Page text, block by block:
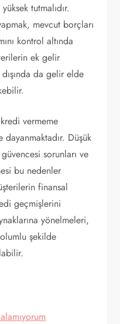
tutmalıdır.
mevcut borçları
kontrol altında
ek gelir
dışında da gelir elde
vermeme
Düşük
sorunları ve
bu nedenler
finansal
geçmişlerini
yönelmeleri,
şekilde